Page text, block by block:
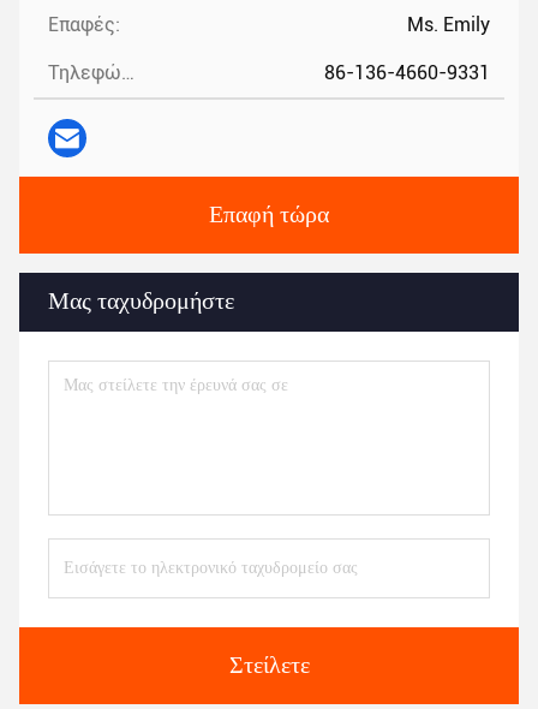
Επαφές: Ms. Emily
Τηλεφώνημα: 86-136-4660-9331
Επαφή τώρα
Μας ταχυδρομήστε
Στείλετε